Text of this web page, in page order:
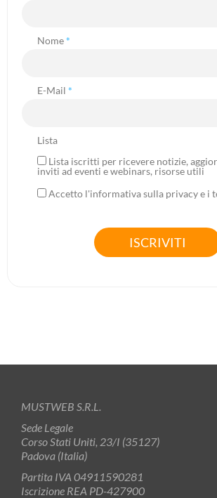
Nome*
E-Mail *
Lista
Lista iscritti per ricevere notizie,
inviti ad eventi e webinars, risorse utili
Accetto l'informativa sulla privacy e i
MUSTWEB S.R.L.
Sede Legale
Corso Stati Uniti, 23/I (35127)
Padova (Italia)
Partita IVA 04911590281
Iscrizione REA PD-427900